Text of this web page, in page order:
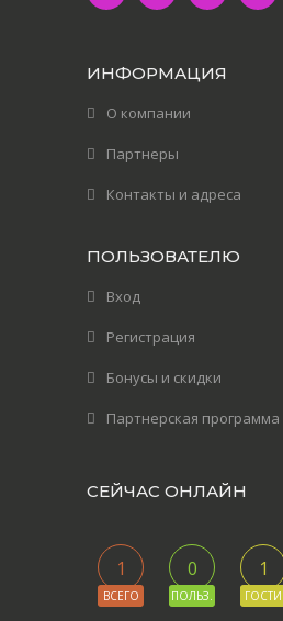
ИНФОРМАЦИЯ
О компании
Партнеры
Контакты и адреса
ПОЛЬЗОВАТЕЛЮ
Вход
Регистрация
Бонусы и скидки
Партнерская программа
СЕЙЧАС ОНЛАЙН
1
ВСЕГО
0
ПОЛЬЗ.
1
ГОСТИ